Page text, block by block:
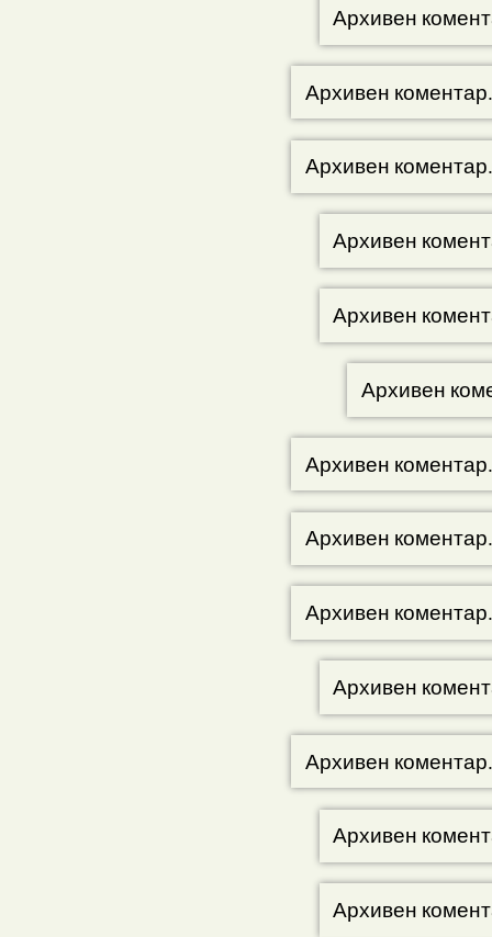
Архивен
Архивен коментар.
Архивен коментар.
Архивен
Архивен
Архивен
Архивен коментар.
Архивен коментар.
Архивен коментар.
Архивен
Архивен коментар.
Архивен
Архивен